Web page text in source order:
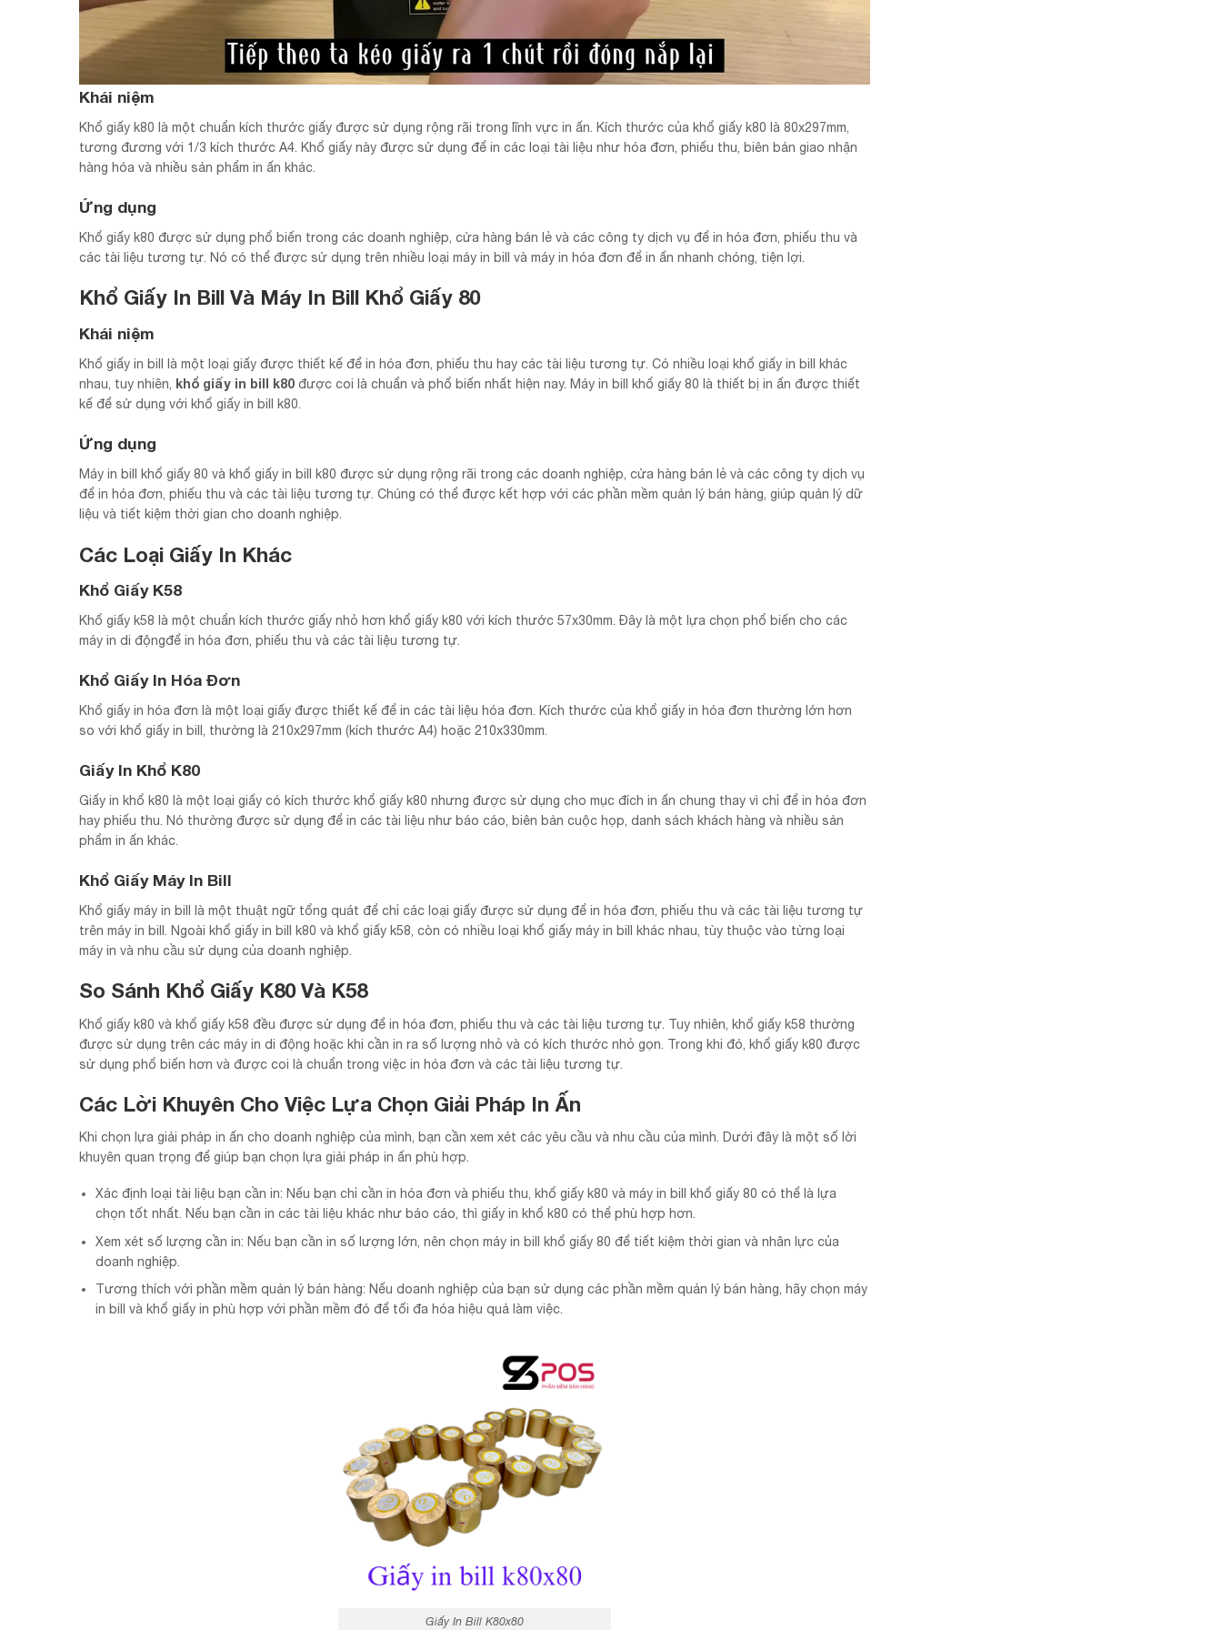
Khái niệm
Khổ giấy k80 là một chuẩn kích thước giấy được sử dụng rộng rãi trong lĩnh vực in ấn. Kích thước của khổ giấy k80 là 80x297mm,
tương đương với 1/3 kích thước A4. Khổ giấy này được sử dụng để in các loại tài liệu như hóa đơn, phiếu thu, biên bản giao nhận
hàng hóa và nhiều sản phẩm in ấn khác.
Ứng dụng
Khổ giấy k80 được sử dụng phổ biến trong các doanh nghiệp, cửa hàng bán lẻ và các công ty dịch vụ để in hóa đơn, phiếu thu và
các tài liệu tương tự. Nó có thể được sử dụng trên nhiều loại máy in bill và máy in hóa đơn để in ấn nhanh chóng, tiện lợi.
Khổ Giấy In Bill Và Máy In Bill Khổ Giấy 80
Khái niệm
Khổ giấy in bill là một loại giấy được thiết kế để in hóa đơn, phiếu thu hay các tài liệu tương tự. Có nhiều loại khổ giấy in bill khác
nhau, tuy nhiên, khổ giấy in bill k80 được coi là chuẩn và phổ biến nhất hiện nay. Máy in bill khổ giấy 80 là thiết bị in ấn được thiết
kế để sử dụng với khổ giấy in bill k80.
Ứng dụng
Máy in bill khổ giấy 80 và khổ giấy in bill k80 được sử dụng rộng rãi trong các doanh nghiệp, cửa hàng bán lẻ và các công ty dịch vụ
để in hóa đơn, phiếu thu và các tài liệu tương tự. Chúng có thể được kết hợp với các phần mềm quản lý bán hàng, giúp quản lý dữ
liệu và tiết kiệm thời gian cho doanh nghiệp.
Các Loại Giấy In Khác
Khổ Giấy K58
Khổ giấy k58 là một chuẩn kích thước giấy nhỏ hơn khổ giấy k80 với kích thước 57x30mm. Đây là một lựa chọn phổ biến cho các
máy in di độngđể in hóa đơn, phiếu thu và các tài liệu tương tự.
Khổ Giấy In Hóa Đơn
Khổ giấy in hóa đơn là một loại giấy được thiết kế để in các tài liệu hóa đơn. Kích thước của khổ giấy in hóa đơn thường lớn hơn
so với khổ giấy in bill, thường là 210x297mm (kích thước A4) hoặc 210x330mm.
Giấy In Khổ K80
Giấy in khổ k80 là một loại giấy có kích thước khổ giấy k80 nhưng được sử dụng cho mục đích in ấn chung thay vì chỉ để in hóa đơn
hay phiếu thu. Nó thường được sử dụng để in các tài liệu như báo cáo, biên bản cuộc họp, danh sách khách hàng và nhiều sản
phẩm in ấn khác.
Khổ Giấy Máy In Bill
Khổ giấy máy in bill là một thuật ngữ tổng quát để chỉ các loại giấy được sử dụng để in hóa đơn, phiếu thu và các tài liệu tương tự
trên máy in bill. Ngoài khổ giấy in bill k80 và khổ giấy k58, còn có nhiều loại khổ giấy máy in bill khác nhau, tùy thuộc vào từng loại
máy in và nhu cầu sử dụng của doanh nghiệp.
So Sánh Khổ Giấy K80 Và K58
Khổ giấy k80 và khổ giấy k58 đều được sử dụng để in hóa đơn, phiếu thu và các tài liệu tương tự. Tuy nhiên, khổ giấy k58 thường
được sử dụng trên các máy in di động hoặc khi cần in ra số lượng nhỏ và có kích thước nhỏ gọn. Trong khi đó, khổ giấy k80 được
sử dụng phổ biến hơn và được coi là chuẩn trong việc in hóa đơn và các tài liệu tương tự.
Các Lời Khuyên Cho Việc Lựa Chọn Giải Pháp In Ấn
Khi chọn lựa giải pháp in ấn cho doanh nghiệp của mình, bạn cần xem xét các yêu cầu và nhu cầu của mình. Dưới đây là một số lời
khuyên quan trọng để giúp bạn chọn lựa giải pháp in ấn phù hợp.
Xác định loại tài liệu bạn cần in: Nếu bạn chỉ cần in hóa đơn và phiếu thu, khổ giấy k80 và máy in bill khổ giấy 80 có thể là lựa
chọn tốt nhất. Nếu bạn cần in các tài liệu khác như báo cáo, thì giấy in khổ k80 có thể phù hợp hơn.
Xem xét số lượng cần in: Nếu bạn cần in số lượng lớn, nên chọn máy in bill khổ giấy 80 để tiết kiệm thời gian và nhân lực của
doanh nghiệp.
Tương thích với phần mềm quản lý bán hàng: Nếu doanh nghiệp của bạn sử dụng các phần mềm quản lý bán hàng, hãy chọn máy
in bill và khổ giấy in phù hợp với phần mềm đó để tối đa hóa hiệu quả làm việc.
Giấy In Bill K80x80